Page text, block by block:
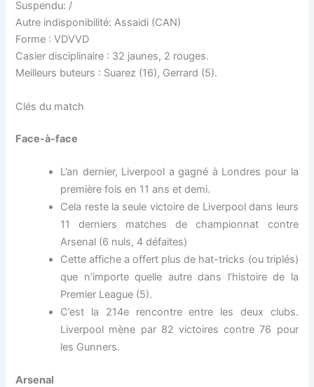
Suspendu: /
Autre indisponibilité: Assaidi (CAN)
Forme : VDVVD
Casier disciplinaire : 32 jaunes, 2 rouges.
Meilleurs buteurs : Suarez (16), Gerrard (5).
Clés du match
Face-à-face
L’an dernier, Liverpool a gagné à Londres pour la
première fois en 11 ans et demi.
Cela reste la seule victoire de Liverpool dans leurs
11 derniers matches de championnat contre
Arsenal (6 nuls, 4 défaites)
Cette affiche a offert plus de hat-tricks (ou triplés)
que n’importe quelle autre dans l’histoire de la
Premier League (5).
C’est la 214e rencontre entre les deux clubs.
Liverpool mène par 82 victoires contre 76 pour
les Gunners.
Arsenal